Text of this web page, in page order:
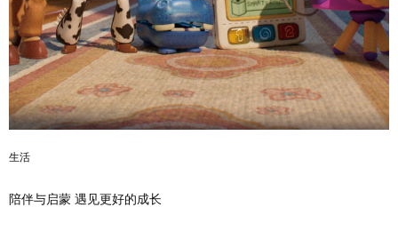
生活
陪伴与启蒙 遇见更好的成长